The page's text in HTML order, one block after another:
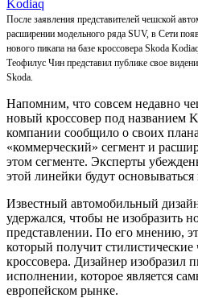
После заявления представителей чешской
расширении модельного ряда SUV, в Сети
нового пикапа на базе кроссовера Skoda
Теофилус Чин представил публике свое
Skoda.
Напомним, что совсем недавно
новый кроссовер под названием
компании сообщило о своих
«коммерческий» сегмент и
этом сегменте. Эксперты
этой линейки будут
Известный автомобильный
удержался, чтобы не изобразить
представлении. По его мнению,
который получит стилистические
кроссовера. Дизайнер изобразил
исполнении, которое является
европейском рынке.